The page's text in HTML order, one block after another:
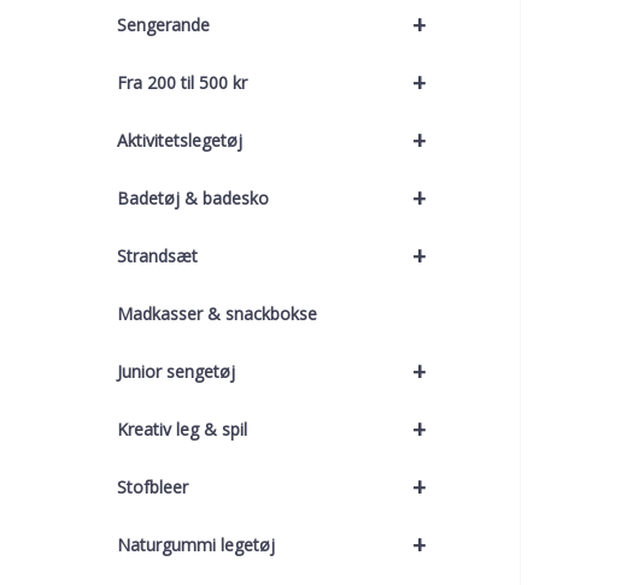
+
Sengerande
+
Fra 200 til 500 kr
+
Aktivitetslegetøj
+
Badetøj & badesko
+
Strandsæt
Madkasser & snackbokse
+
Junior sengetøj
+
Kreativ leg & spil
+
Stofbleer
+
Naturgummi legetøj